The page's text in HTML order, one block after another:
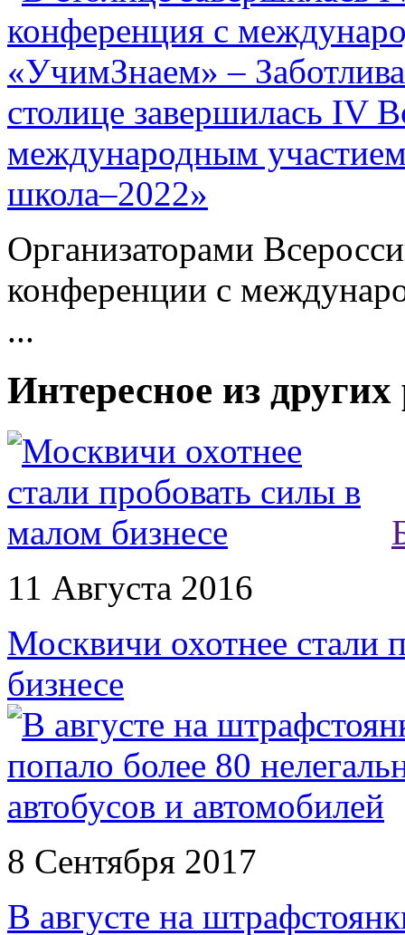
столице завершилась IV
международным
школа–2022»
Организаторами
конференции с
...
Интересное из
11 Августа 2016
Москвичи охотнее стали
бизнесе
8 Сентября 2017
В августе на